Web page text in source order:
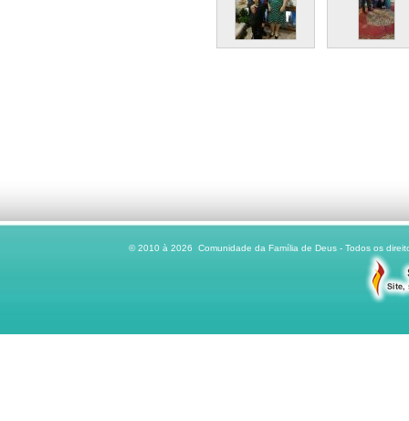
© 2010 à 2026 Comunidade da Família de Deus - Todos os